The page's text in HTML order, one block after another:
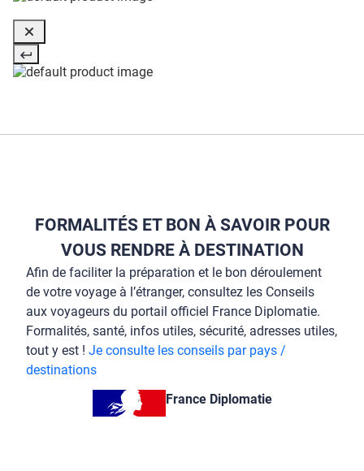
FORMALITÉS ET BON À SAVOIR POUR
VOUS RENDRE À DESTINATION
Afin de faciliter la préparation et le bon déroulement
de votre voyage à l’étranger, consultez les Conseils
aux voyageurs du portail officiel France Diplomatie.
Formalités, santé, infos utiles, sécurité, adresses utiles,
tout y est ! Je consulte les conseils par pays /
destinations
France Diplomatie